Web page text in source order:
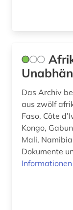
exil (1)
Das Archiv
aus zwölf
Faso, Côte
Kongo,
Mali,
Dokumente
Informationen